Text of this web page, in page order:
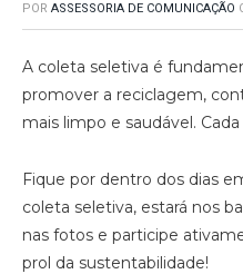
POR ASSESSORIA DE COMUNICAÇÃO
A coleta seletiva é
promover a reciclagem,
mais limpo e saudável.
Fique por dentro dos dias
coleta seletiva, estará nos
nas fotos e participe
prol da sustentabilidade!